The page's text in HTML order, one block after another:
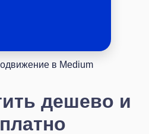
в Medium
дешево и